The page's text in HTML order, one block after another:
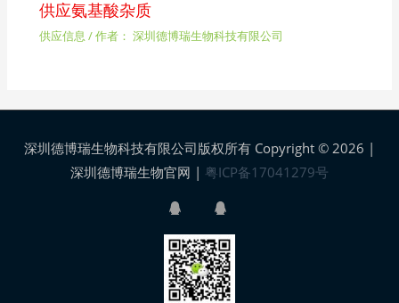
供应氨基酸杂质
供应信息 / 作者： 深圳德博瑞生物科技有限公司
深圳德博瑞生物科技有限公司版权所有 Copyright © 2026 |
深圳德博瑞生物官网 | 粤ICP备17041279号